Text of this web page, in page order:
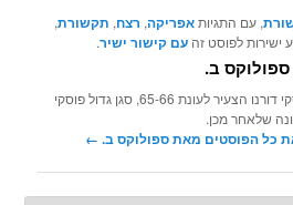
, עם התגיותאפריקה, רצח, תקשורת,
ישירות לפוסט זהעם קישור ישיר.
ספולוקס ב.
גדול פוסקי דורנו הצעיר לעונת 65-66, סגן גדול פוסקי
שלאחר מכן.
כל הפוסטים מאת ספולוקס ב.‏ ←